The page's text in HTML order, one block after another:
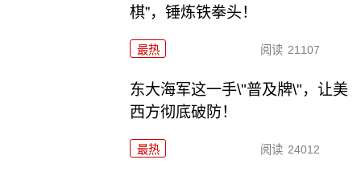
棋”，锤炼铁拳头！
最热 阅读 21107
东大海军这一手\"普及牌\"，让美
西方彻底破防！
最热 阅读 24012